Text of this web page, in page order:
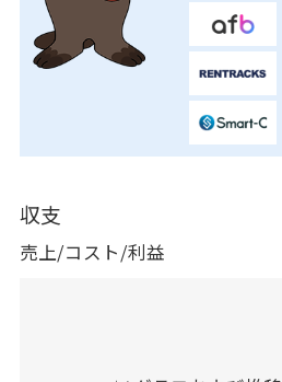
収支
売上/コスト/利益